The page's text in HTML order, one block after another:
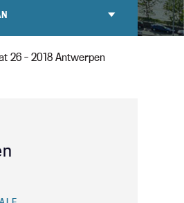
26 - 2018 Antwerpen